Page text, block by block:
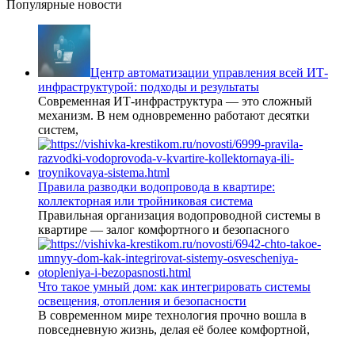
Популярные новости
Центр автоматизации управления всей ИТ-
инфраструктурой: подходы и результаты
Современная ИТ-инфраструктура — это сложный
механизм. В нем одновременно работают десятки
систем,
Правила разводки водопровода в квартире:
коллекторная или тройниковая система
Правильная организация водопроводной системы в
квартире — залог комфортного и безопасного
Что такое умный дом: как интегрировать системы
освещения, отопления и безопасности
В современном мире технология прочно вошла в
повседневную жизнь, делая её более комфортной,